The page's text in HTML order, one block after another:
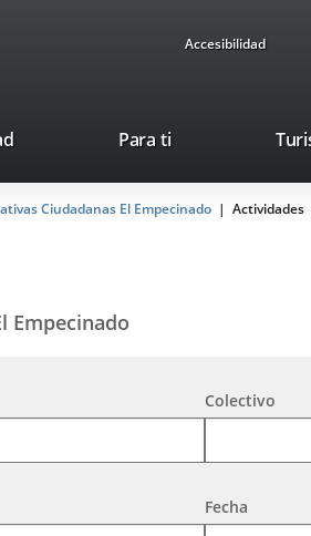
Accesibilidad
Para ti
Ciudadanas El Empecinado Actividades
Empecinado
Colectivo
Fecha